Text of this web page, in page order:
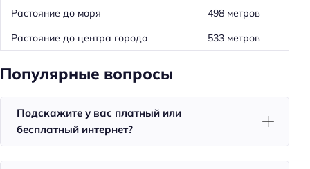
Особенности
Веранда
Главное
Wi-fi
Парковка
Кондиционер в номере
Растояние до моря
498 метров
Растояние до центра города
533 метров
Популярные вопросы
Подскажите у вас платный или
бесплатный интернет?